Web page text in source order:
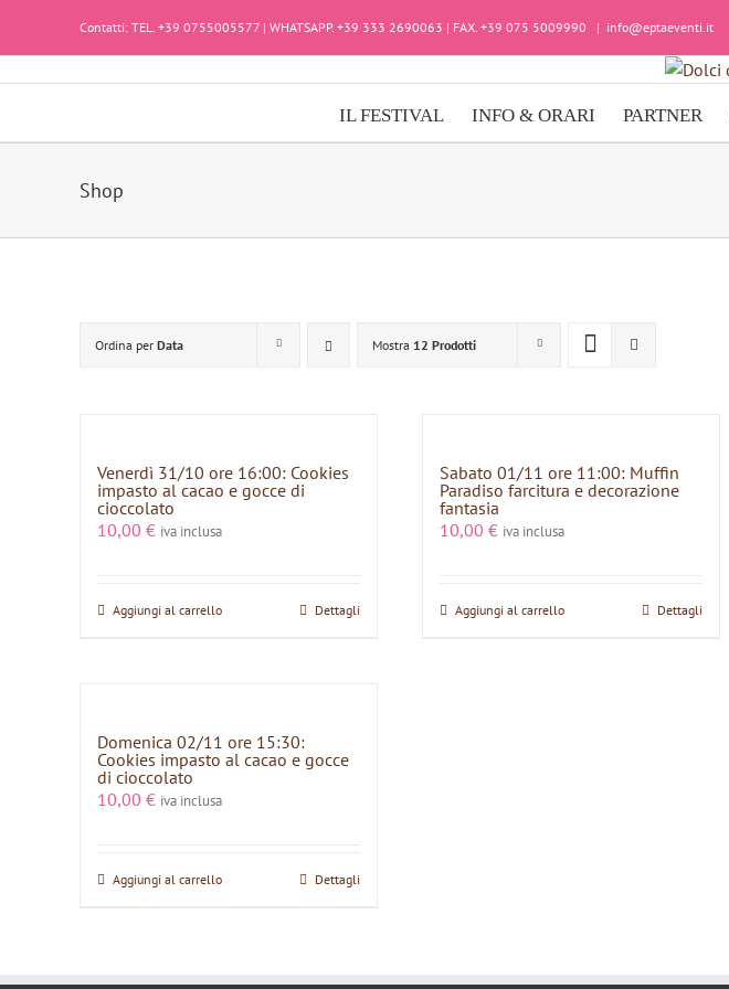
Contatti: TEL. +39 0755005577 | WHATSAPP. +39 333 2690063 | FAX. +39 075 5009990 | info@eptaeventi.it
IL FESTIVAL INFO & ORARI PARTNER
Shop
Ordina per Data Mostra 12 Prodotti
Venerdì 31/10 ore 16:00: Cookies
impasto al cacao e gocce di
cioccolato
10,00 € iva inclusa
Aggiungi al carrello Dettagli
Sabato 01/11 ore 11:00: Muffin
Paradiso farcitura e decorazione
fantasia
10,00 € iva inclusa
Aggiungi al carrello Dettagli
Domenica 02/11 ore 15:30:
Cookies impasto al cacao e gocce
di cioccolato
10,00 € iva inclusa
Aggiungi al carrello Dettagli